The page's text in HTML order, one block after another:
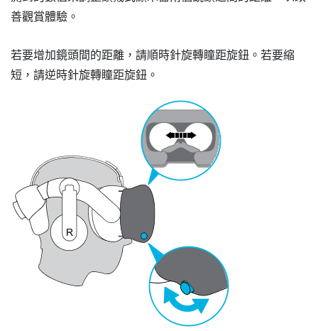
善觀賞體驗。
若要增加鏡頭間的距離，請順時針旋轉瞳距旋鈕。若要縮
短，請逆時針旋轉瞳距旋鈕。